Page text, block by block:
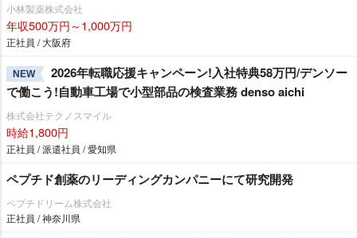
小林製薬株式会社
年収500万円～1,000万円
正社員 / 大阪府
NEW
2026年転職応援キャンペーン!入社特典58万円/デンソー
で働こう!自動車工場で小型部品の検査業務 denso aichi
株式会社テクノスマイル
時給1,800円
正社員 / 派遣社員 / 愛知県
ペプチド創薬のリーディングカンパニーにて研究開発
ペプチドリーム株式会社
正社員 / 神奈川県